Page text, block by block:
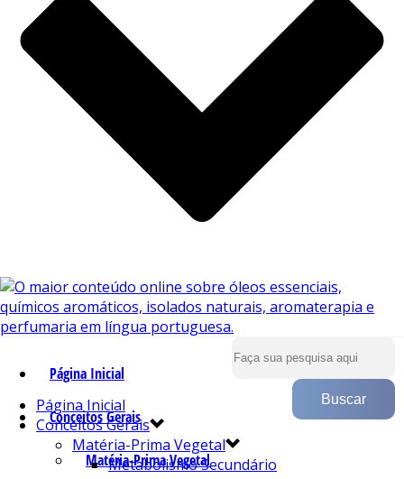
Página Inicial
Conceitos Gerais
Matéria-Prima Vegetal
Página Inicial
Conceitos Gerais
Matéria-Prima Vegetal
Metabolismo Secundário